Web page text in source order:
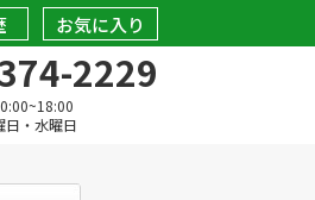
お気に入り
2229
日・水曜日